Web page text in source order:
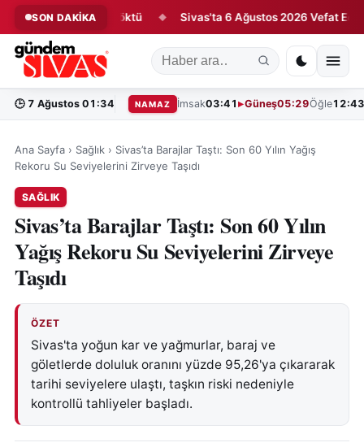
SON DAKİKA
Ter Döktü ◆ Sivas'ta 6 Ağustos 2026 Vefat Edenler
🕒 7 Ağustos 01:34 NAMAZ İmsak03:41 Güneş05:29Öğle12:43
Ana Sayfa › Sağlık › Sivas’ta Barajlar Taştı: Son 60 Yılın Yağış
Rekoru Su Seviyelerini Zirveye Taşıdı
SAĞLIK
Sivas’ta Barajlar Taştı: Son 60 Yılın
Yağış Rekoru Su Seviyelerini Zirveye
Taşıdı
ÖZET
Sivas'ta yoğun kar ve yağmurlar, baraj ve
göletlerde doluluk oranını yüzde 95,26'ya çıkararak
tarihi seviyelere ulaştı, taşkın riski nedeniyle
kontrollü tahliyeler başladı.